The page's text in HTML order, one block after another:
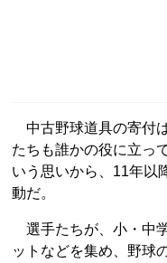
中古野球道具の寄付
たちも誰かの役に立っ
いう思いから、11年以
動だ。
選手たちが、小・中
ットなどを集め、野球